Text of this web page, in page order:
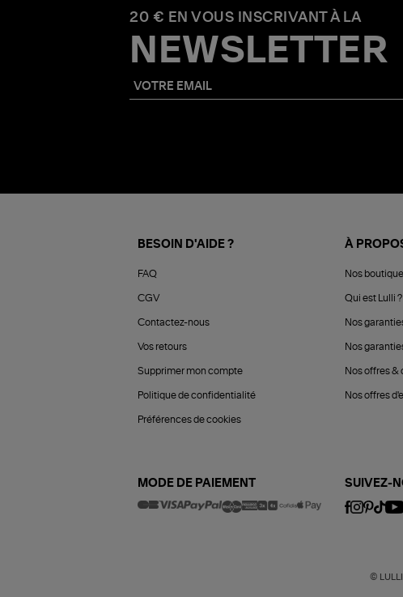
20 € EN VOUS INSCRIVANT À LA
NEWSLETTER
BESOIN D'AIDE ?
FAQ
CGV
Contactez-nous
Vos retours
Supprimer mon compte
Politique de confidentialité
Préférences de cookies
À
Nos
Qui est Lulli ?
Nos
Nos
Nos offres &
Nos offres
MODE DE PAIEMENT SUIVEZ-
©